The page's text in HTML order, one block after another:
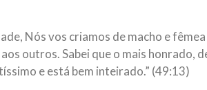
Nós vos criamos de macho e fêmea
outros. Sabei que o mais honrado,
e está bem inteirado.” (49:13)